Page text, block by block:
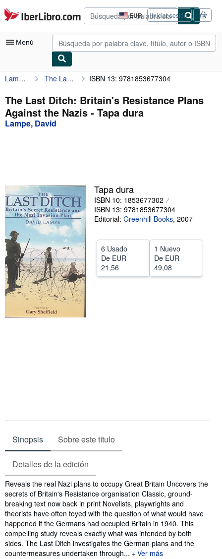
Pasar al contenido principal
IberLibro.com EUR
Preferencias
de
compra
del
Iniciar sesión
Menú
Mi cuenta
Consultar mis pedidos
Búsqueda avanzada
Vendedores
Comenzar a vender
Ayuda
Lampe, David The Last Ditch: Britain's Resistance Plans Against the Nazis ISBN 13: 9781853677304
The Last Ditch: Britain's Resistance Plans
Against the Nazis - Tapa dura
Lampe, David
Tapa dura
ISBN 10: 1853677302
ISBN 13: 9781853677304
Editorial: Greenhill Books, 2007
6 Usado
De EUR
21,56
1 Nuevo
De EUR
49,08
Sinopsis Sobre este título
Detalles de la edición
Sinopsis
Reveals the real Nazi plans to occupy Great Britain Uncovers the
secrets of Britain's Resistance organisation Classic, ground-
breaking text now back in print Novelists, playwrights and
theorists have often toyed with the question of what would have
happened if the Germans had occupied Britain in 1940. This
compelling study reveals exactly what was intended by both
sides. The Last Ditch investigates the German plans and the
countermeasures undertaken through...
Ver más